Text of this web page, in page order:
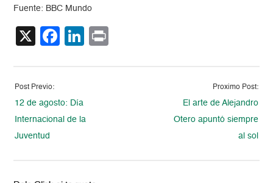
Fuente: BBC Mundo
X Facebook
LinkedIn
Post Previo:
12 de agosto: Día
Internacional de la
Juventud
Proximo Post:
El arte de Alejandro
Otero apuntó siempre
al sol